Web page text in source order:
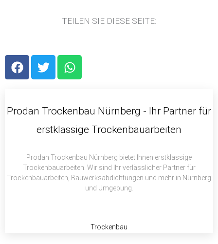
TEILEN SIE DIESE SEITE:
F
a
b
T
w
t
r
W
h
s
p
Prodan Trockenbau Nürnberg - Ihr Partner für
erstklassige Trockenbauarbeiten
Prodan Trockenbau Nürnberg bietet Ihnen erstklassige
Trockenbauarbeiten. Wir sind Ihr verlässlicher Partner für
Trockenbauarbeiten, Bauwerksabdichtungen und mehr in Nürnberg
und Umgebung.
Trockenbau